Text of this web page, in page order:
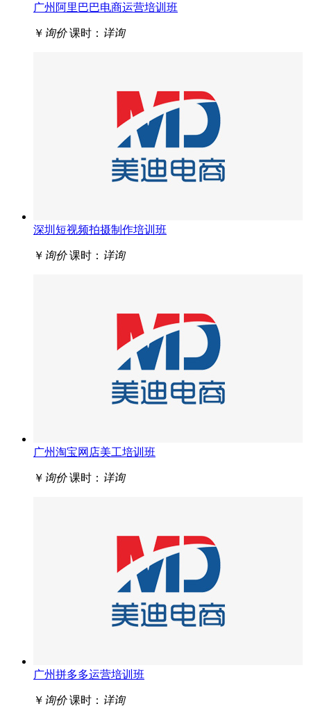
广州阿里巴巴电商运营培训班
￥ 询价 课时： 详询
深圳短视频拍摄制作培训班
￥ 询价 课时： 详询
广州淘宝网店美工培训班
￥ 询价 课时： 详询
广州拼多多运营培训班
￥ 询价 课时： 详询